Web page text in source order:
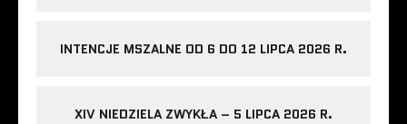
INTENCJE MSZALNE OD 6 DO 12 LIPCA 2026 R.
XIV NIEDZIELA ZWYKŁA – 5 LIPCA 2026 R.